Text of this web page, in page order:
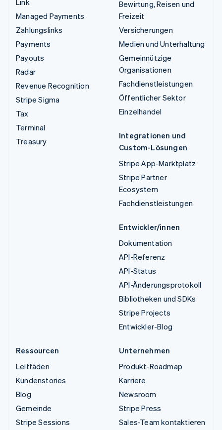
Link
Managed Payments
Zahlungslinks
Payments
Payouts
Radar
Revenue Recognition
Stripe Sigma
Tax
Terminal
Treasury
Bewirtung, Reisen und
Freizeit
Versicherungen
Medien und Unterhaltung
Gemeinnützige
Organisationen
Fachdienstleistungen
Öffentlicher Sektor
Einzelhandel
Integrationen und
Custom-Lösungen
Stripe App-Marktplatz
Stripe Partner
Ecosystem
Fachdienstleistungen
Entwickler/innen
Dokumentation
API-Referenz
API-Status
API-Änderungsprotokoll
Bibliotheken und SDKs
Stripe Projects
Entwickler-Blog
Ressourcen
Leitfäden
Kundenstories
Blog
Gemeinde
Stripe Sessions
Unternehmen
Produkt-Roadmap
Karriere
Newsroom
Stripe Press
Sales-Team kontaktieren